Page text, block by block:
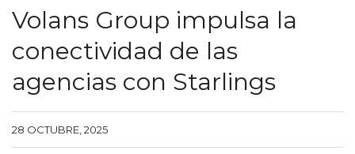
Volans Group impulsa la
conectividad de las
agencias con Starlings
28 OCTUBRE, 2025